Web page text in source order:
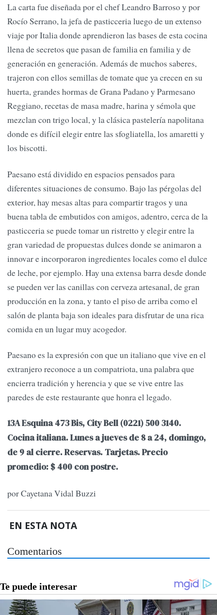
La carta fue diseñada por el chef Leandro Barroso y por
Rocío Serrano, la jefa de pasticceria luego de un extenso
viaje por Italia donde aprendieron las bases de esta cocina
llena de secretos que pasan de familia en familia y de
generación en generación. Además de muchos saberes,
trajeron con ellos semillas de tomate que ya crecen en su
huerta, grandes hormas de Grana Padano y Parmesano
Reggiano, recetas de masa madre, harina y sémola que
mezclan con trigo local, y la clásica pastelería napolitana
donde es difícil elegir entre las sfogliatella, los amaretti y
los biscotti.
Paesano está dividido en espacios pensados para
diferentes situaciones de consumo. Bajo las pérgolas del
exterior, hay mesas altas para compartir tragos y una
buena tabla de embutidos con amigos, adentro, cerca de la
pasticceria se puede tomar un ristretto y elegir entre la
gran variedad de propuestas dulces donde se animaron a
innovar e incorporaron ingredientes locales como el dulce
de leche, por ejemplo. Hay una extensa barra desde donde
se pueden ver las canillas con cerveza artesanal, de gran
producción en la zona, y tanto el piso de arriba como el
salón de planta baja son ideales para disfrutar de una rica
comida en un lugar muy acogedor.
Paesano es la expresión con que un italiano que vive en el
extranjero reconoce a un compatriota, una palabra que
encierra tradición y herencia y que se vive entre las
paredes de este restaurante que honra el legado.
13A Esquina 473 Bis, City Bell (0221) 500 3140.
Cocina italiana. Lunes a jueves de 8 a 24, domingo,
de 9 al cierre. Reservas. Tarjetas. Precio
promedio: $ 400 con postre.
por Cayetana Vidal Buzzi
EN ESTA NOTA
Comentarios